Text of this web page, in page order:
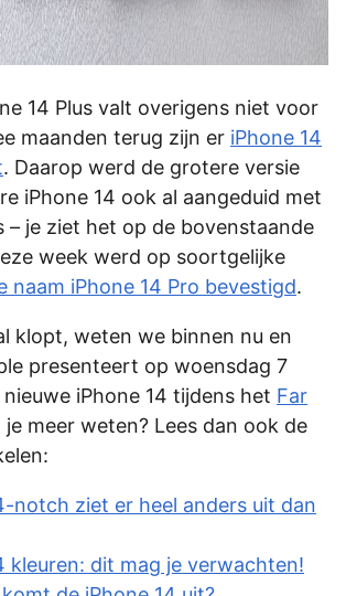
14 Plus valt overigens niet voor
maanden terug zijn er iPhone 14
. Daarop werd de grotere versie
iPhone 14 ook al aangeduid met
– je ziet het op de bovenstaande
week werd op soortgelijke
naam iPhone 14 Pro bevestigd.
klopt, weten we binnen nu en
presenteert op woensdag 7
iPhone 14 tijdens het Far
je meer weten? Lees dan ook de
notch ziet er heel anders uit dan
kleuren: dit mag je verwachten!